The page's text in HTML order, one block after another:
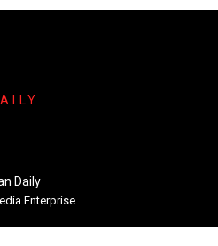
Daily
Enterprise